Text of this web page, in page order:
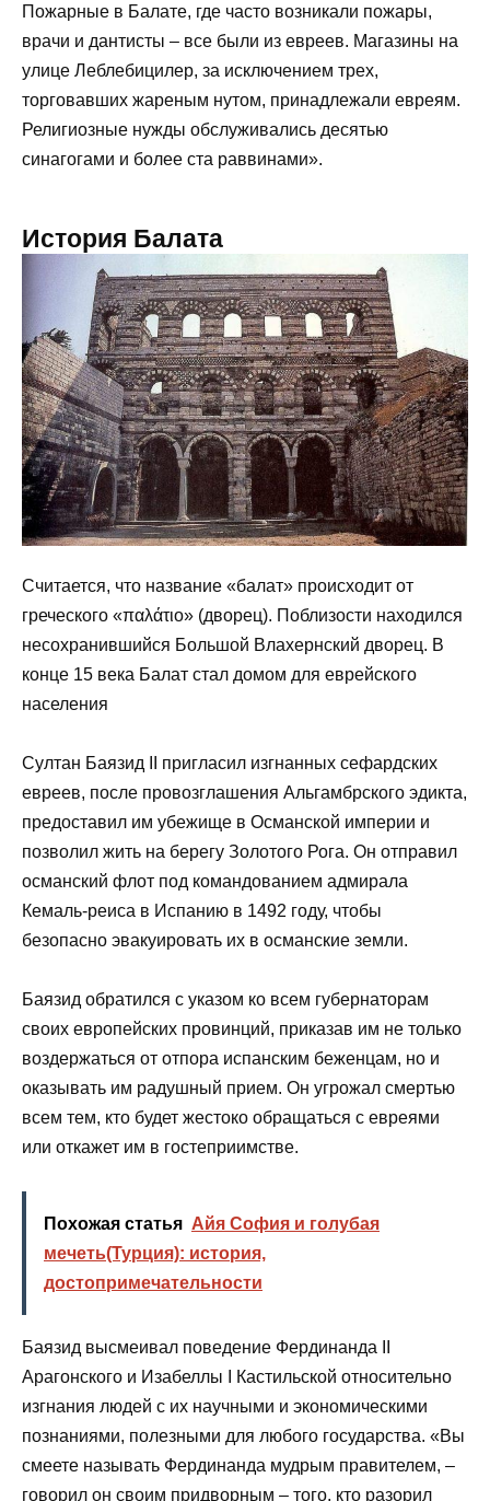
Пожарные в Балате, где часто возникали пожары,
врачи и дантисты – все были из евреев. Магазины на
улице Леблебицилер, за исключением трех,
торговавших жареным нутом, принадлежали евреям.
Религиозные нужды обслуживались десятью
синагогами и более ста раввинами».
История Балата
Считается, что название «балат» происходит от
греческого «παλάτιο» (дворец). Поблизости находился
несохранившийся Большой Влахернский дворец. В
конце 15 века Балат стал домом для еврейского
населения
Султан Баязид II пригласил изгнанных сефардских
евреев, после провозглашения Альгамбрского эдикта,
предоставил им убежище в Османской империи и
позволил жить на берегу Золотого Рога. Он отправил
османский флот под командованием адмирала
Кемаль-реиса в Испанию в 1492 году, чтобы
безопасно эвакуировать их в османские земли.
Баязид обратился с указом ко всем губернаторам
своих европейских провинций, приказав им не только
воздержаться от отпора испанским беженцам, но и
оказывать им радушный прием. Он угрожал смертью
всем тем, кто будет жестоко обращаться с евреями
или откажет им в гостеприимстве.
Похожая статья Айя София и голубая
мечеть(Турция): история,
достопримечательности
Баязид высмеивал поведение Фердинанда II
Арагонского и Изабеллы I Кастильской относительно
изгнания людей с их научными и экономическими
познаниями, полезными для любого государства. «Вы
смеете называть Фердинанда мудрым правителем, –
говорил он своим придворным – того, кто разорил